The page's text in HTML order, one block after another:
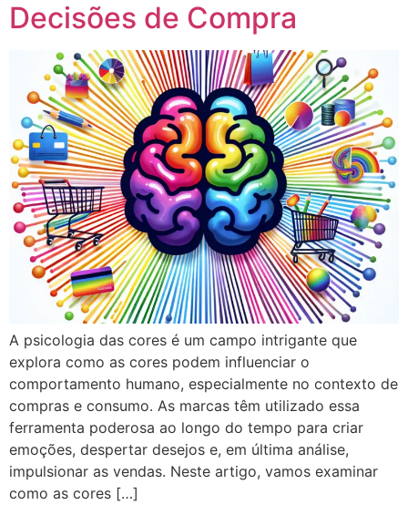
Decisões de Compra
A psicologia das cores é um campo intrigante que
explora como as cores podem influenciar o
comportamento humano, especialmente no contexto de
compras e consumo. As marcas têm utilizado essa
ferramenta poderosa ao longo do tempo para criar
emoções, despertar desejos e, em última análise,
impulsionar as vendas. Neste artigo, vamos examinar
como as cores […]